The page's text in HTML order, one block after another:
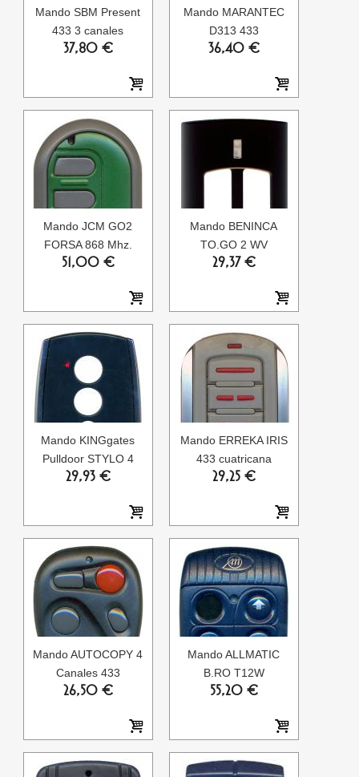
Mando SBM Present
433 3 canales
37,80 €
Mando MARANTEC
D313 433
36,40 €
Mando JCM GO2
FORSA 868 Mhz.
51,00 €
Mando BENINCA
TO.GO 2 WV
29,37 €
Mando KINGgates
Pulldoor STYLO 4
29,93 €
Mando ERREKA IRIS
433 cuatricana
29,25 €
Mando AUTOCOPY 4
Canales 433
26,50 €
Mando ALLMATIC
B.RO T12W
55,20 €